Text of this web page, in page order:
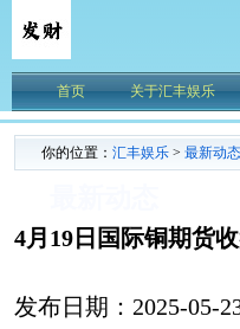
首页 关于汇丰娱乐
你的位置： 汇丰娱乐 > 最新动态
4月19日国际铜期货
发布日期：2025-05-